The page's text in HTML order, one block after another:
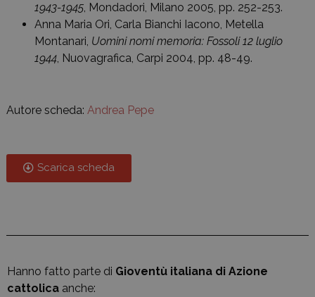
1943-1945, Mondadori, Milano 2005, pp. 252-253.
Anna Maria Ori, Carla Bianchi Iacono, Metella
Montanari, Uomini nomi memoria: Fossoli 12 luglio
1944, Nuovagrafica, Carpi 2004, pp. 48-49.
Autore scheda: Andrea Pepe
Scarica scheda
Hanno fatto parte di Gioventù italiana di Azione
cattolica anche: